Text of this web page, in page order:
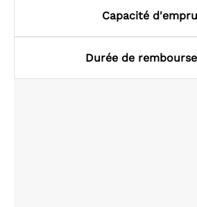
Capacité
Durée de